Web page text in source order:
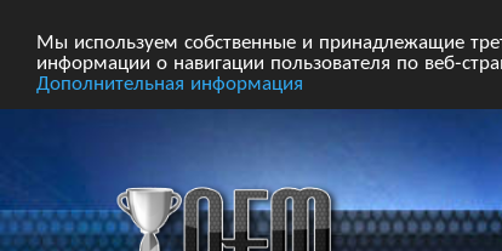
Мы используем собственные и принадлежащие
информации о навигации пользователя по веб-
Дополнительная информация